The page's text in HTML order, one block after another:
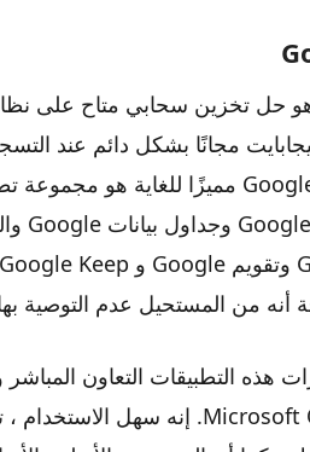
على 15 جيجابايت مجانًا بشكل دائم
أنه من المستحيل عدم التوصية
التطبيقات التعاون المباشر